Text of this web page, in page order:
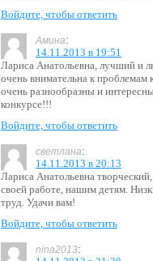
Войдите, чтобы ответить
Амина:
14.11.2013 в 19:51
Лариса Анатольевна, лучший и
очень внимательна к проблемам
очень разнообразны и
конкурсе!!!
Войдите, чтобы ответить
светлана:
14.11.2013 в 20:13
Лариса Анатольевна
своей работе, нашим детям.
труд. Удачи вам!
Войдите, чтобы ответить
nina2013: